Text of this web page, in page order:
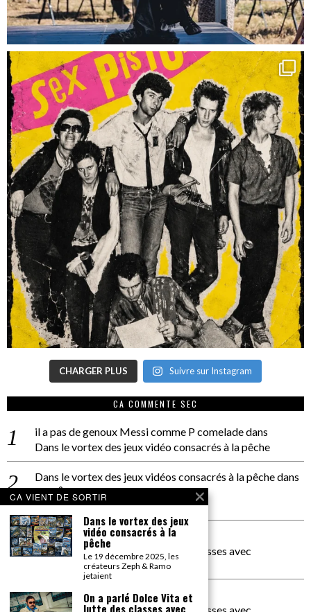
CHARGER PLUS Suivre sur Instagram
CA COMMENTE SEC
il a pas de genoux Messi comme P comeladedans
Dans le vortex des jeux vidéo consacrés à la pêche
Dans le vortex des jeux vidéos consacrés à la pêchedans
PACÔME THIELLEMENT
La séance d’Hip Gnose
La Patrie
dans
On a parlé Dolce Vita et lutte des classes avec
Bernardino Femminielli
carte noire negra à l'o tiededans
CA VIENT DE SORTIR
Dans le vortex des jeux
vidéo consacrés à la
pêche
Le 19 décembre 2025, les
créateurs Zeph & Ramo
jetaient
On a parlé Dolce Vita et
lutte des classes avec